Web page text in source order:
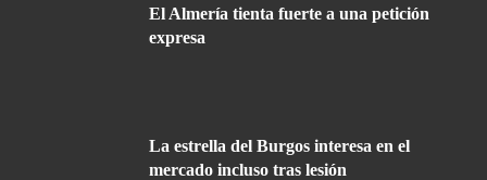
El Almería tienta fuerte a una petición
expresa
La estrella del Burgos interesa en el
mercado incluso tras lesión